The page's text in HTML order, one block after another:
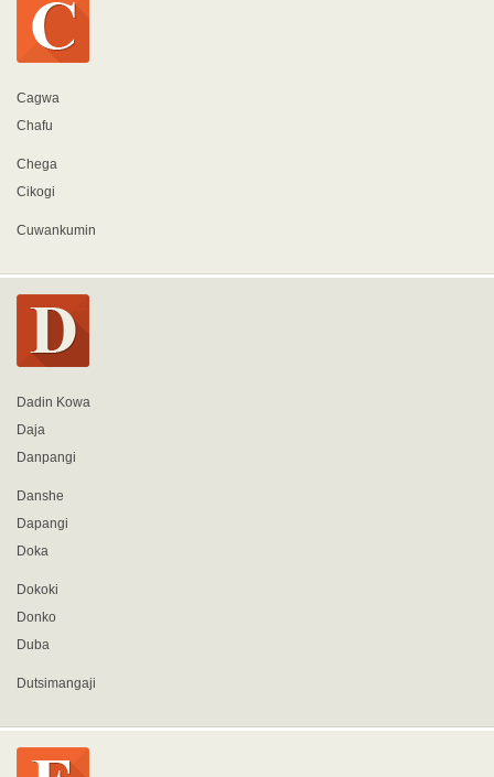
Cagwa
Chafu
Chega
Cikogi
Cuwankumin
Dadin Kowa
Daja
Danpangi
Danshe
Dapangi
Doka
Dokoki
Donko
Duba
Dutsimangaji